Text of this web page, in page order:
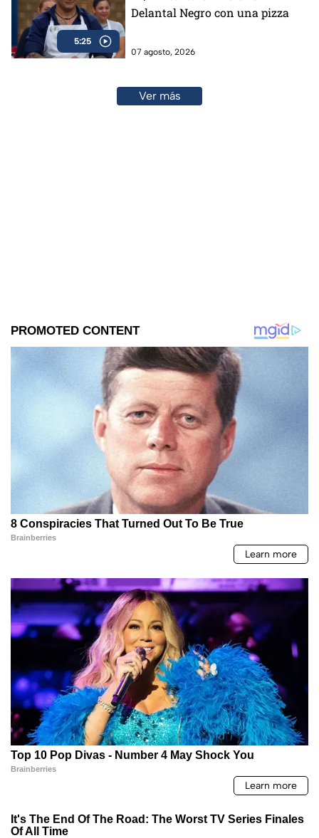
5:25
Delantal Negro con una pizza
07 agosto, 2026
Ver más